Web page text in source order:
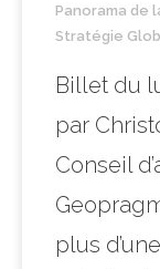
Panorama de
Stratégie
Billet du
par
Conseil
plus